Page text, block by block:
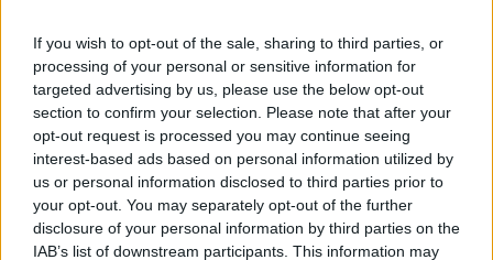
If you wish to opt-out of the sale, sharing to third parties, or
processing of your personal or sensitive information for
targeted advertising by us, please use the below opt-out
section to confirm your selection. Please note that after your
opt-out request is processed you may continue seeing
interest-based ads based on personal information utilized by
us or personal information disclosed to third parties prior to
your opt-out. You may separately opt-out of the further
disclosure of your personal information by third parties on the
IAB’s list of downstream participants. This information may
Un post condiviso da Armani beauty (@armanibeauty)
Questa terra liquida, disponibile in diverse
tonalità, dona un effetto abbronzatura naturale e
luminoso grazie alla sua formula leggera e
facilmente sfumabile. Inoltre, contiene un